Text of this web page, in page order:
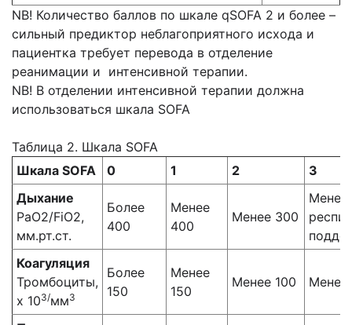
NB! Количество баллов по шкале qSOFA 2 и более –
сильный предиктор неблагоприятного исхода и
пациентка требует перевода в отделение
реанимации и интенсивной терапии.
NB! В отделении интенсивной терапии должна
использоваться шкала SOFA
Таблица 2. Шкала SOFA
Шкала SOFA 0 1 2
3
Дыхание
PaO2/FiO2,
мм.рт.ст.
Более
400
Менее
400
Менее 300
Менее
Коагуляция
Тромбоциты,
х 103/мм3
Более
150
Менее
150
Менее 100 Менее